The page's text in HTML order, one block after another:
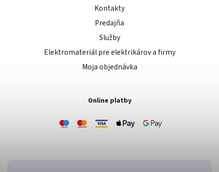
Kontakty
Predajňa
Služby
Elektromateriál pre elektrikárov a firmy
Moja objednávka
Online platby